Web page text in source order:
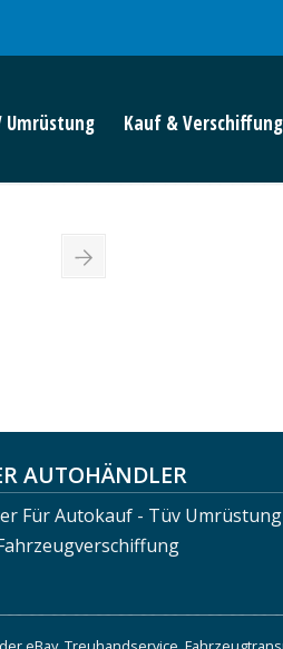
Umrüstung Kauf &
AUTOHÄNDLER
Für Autokauf - Tüv Umrüstung